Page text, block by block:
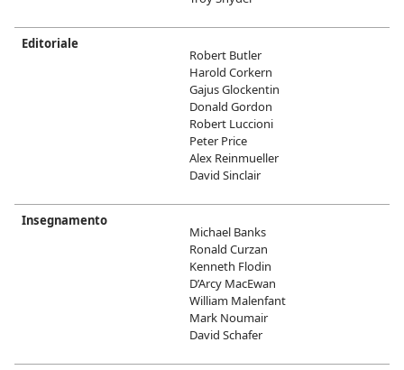
Editoriale
Robert Butler
Harold Corkern
Gajus Glockentin
Donald Gordon
Robert Luccioni
Peter Price
Alex Reinmueller
David Sinclair
Insegnamento
Michael Banks
Ronald Curzan
Kenneth Flodin
D’Arcy MacEwan
William Malenfant
Mark Noumair
David Schafer